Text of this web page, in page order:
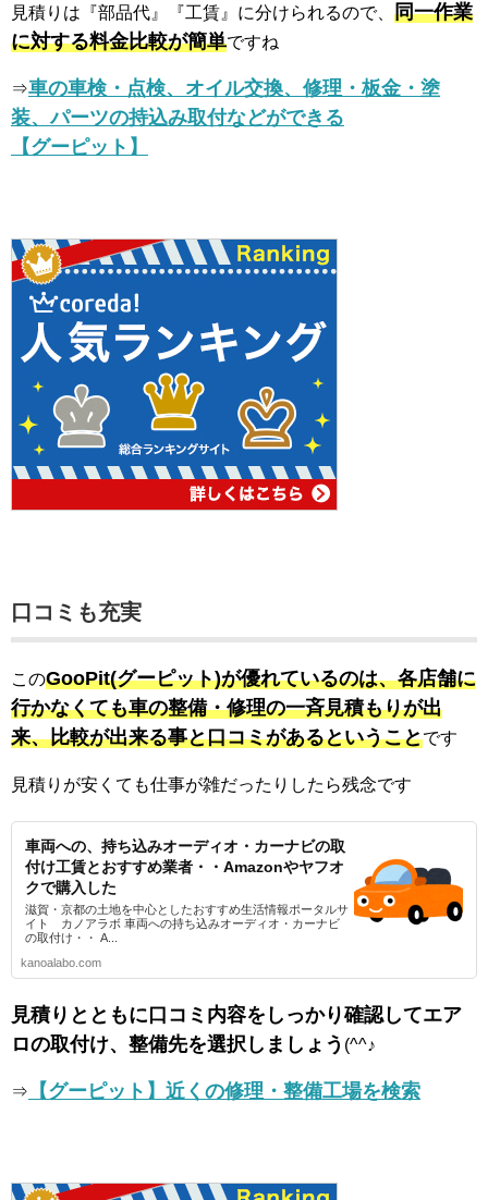
見積りは『部品代』『工賃』に分けられるので、 同一作業
に対する料金比較が簡単ですね
⇒車の車検・点検、オイル交換、修理・板金・塗
装、パーツの持込み取付などができる
【グーピット】
口コミも充実
このGooPit(グーピット)が優れているのは、各店舗に
行かなくても車の整備・修理の一斉見積もりが出
来、比較が出来る事と口コミがあるということです
見積りが安くても仕事が雑だったりしたら残念です
車両への、持ち込みオーディオ・カーナビの取
付け工賃とおすすめ業者・・Amazonやヤフオ
クで購入した
滋賀・京都の土地を中心としたおすすめ生活情報ポータルサ
イト カノアラボ 車両への持ち込みオーディオ・カーナビ
の取付け・・ A...
kanoalabo.com
見積りとともに口コミ内容をしっかり確認してエア
ロの取付け、整備先を選択しましょう (^^♪
⇒ 【グーピット】近くの修理・整備工場を検索